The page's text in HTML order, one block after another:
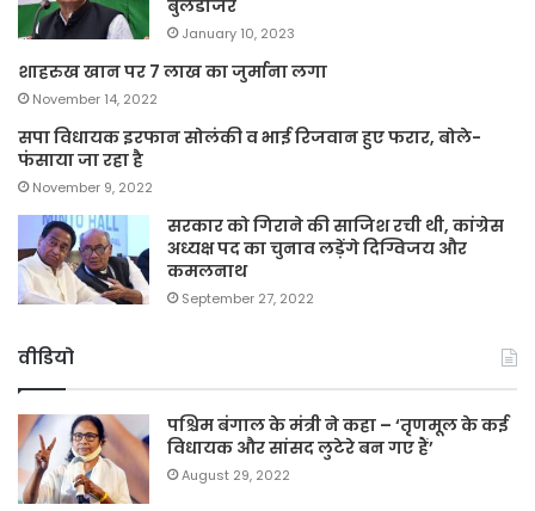
बुलडोजर
January 10, 2023
शाहरुख खान पर 7 लाख का जुर्माना लगा
November 14, 2022
सपा विधायक इरफान सोलंकी व भाई रिजवान हुए फरार, बोले-
फंसाया जा रहा है
November 9, 2022
सरकार को गिराने की साजिश रची थी, कांग्रेस
अध्यक्ष पद का चुनाव लड़ेंगे दिग्विजय और
कमलनाथ
September 27, 2022
वीडियो
पश्चिम बंगाल के मंत्री ने कहा – ‘तृणमूल के कई
विधायक और सांसद लुटेरे बन गए हैं’
August 29, 2022